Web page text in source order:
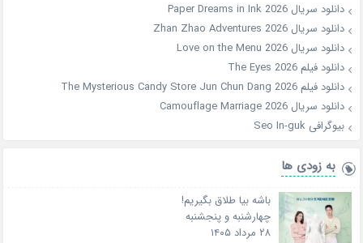
دانلود سریال Paper Dreams in Ink 2026
دانلود سریال Zhan Zhao Adventures 2026
دانلود سریال Love on the Menu 2026
دانلود فیلم The Eyes 2026
دانلود فیلم The Mysterious Candy Store Jun Chun Dang 2026
دانلود سریال Camouflage Marriage 2026
بیوگرافی Seo In-guk
به زودی ها
باشه بیا طلاق بگیریم!
چهارشنبه و پنجشنبه
۲۸ مرداد ۱۴۰۵